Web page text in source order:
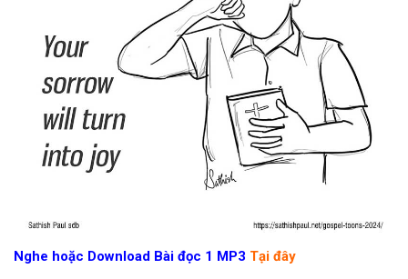
Nghe hoặc Download Bài đọc 1 MP3 Tại đây